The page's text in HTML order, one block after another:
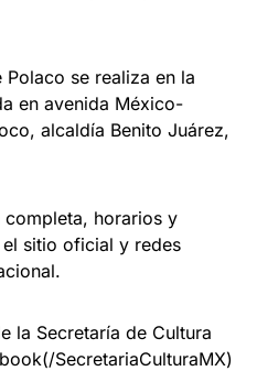
Polaco se realiza en la
en avenida México-
alcaldía Benito Juárez,
horarios y
sitio oficial y redes
la Secretaría de Cultura
SecretariaCulturaMX)